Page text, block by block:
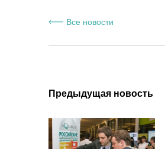
Все новости
Предыдущая новость